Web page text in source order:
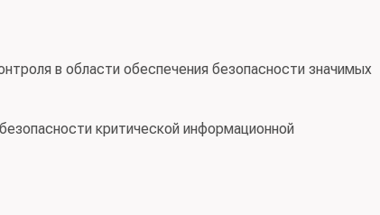
в области обеспечения безопасности значимых
критической информационной